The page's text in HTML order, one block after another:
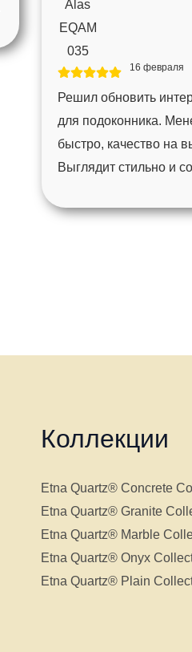
16 февраля
Решил обновить
для подоконника.
быстро, качество на
Выглядит стильно и
Коллекции
Etna Quartz® Concrete
Etna Quartz® Granite
Etna Quartz® Marble
Etna Quartz® Onyx
Etna Quartz® Plain